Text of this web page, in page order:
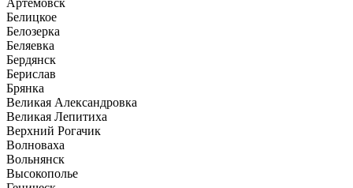
Артемовск
Белицкое
Белозерка
Беляевка
Бердянск
Берислав
Брянка
Великая Александровка
Великая Лепитиха
Верхний Рогачик
Волноваха
Вольнянск
Высокополье